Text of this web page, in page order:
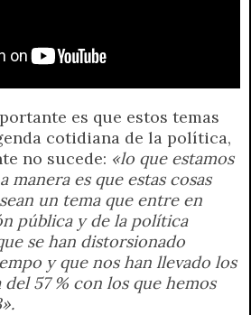
es que estos temas
cotidiana de la política,
no sucede: «lo que estamos
manera es que estas cosas
un tema que entre en
pública y de la política
se han distorsionado
y que nos han llevado los
57 % con los que hemos